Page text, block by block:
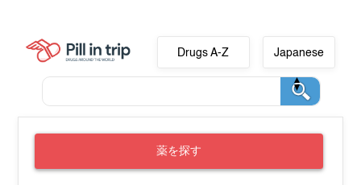
Drugs A-Z Japanese
薬を探す